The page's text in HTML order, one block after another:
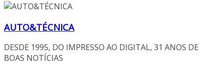
AUTO&TÉCNICA
DESDE 1995, DO IMPRESSO AO DIGITAL, 31 ANOS DE
BOAS NOTÍCIAS